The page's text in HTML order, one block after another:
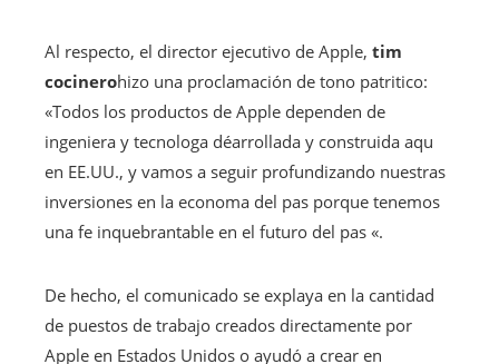
Al respecto, el director ejecutivo de Apple, tim
cocinerohizo una proclamación de tono patritico:
«Todos los productos de Apple dependen de
ingeniera y tecnologa déarrollada y construida aqu
en EE.UU., y vamos a seguir profundizando nuestras
inversiones en la economa del pas porque tenemos
una fe inquebrantable en el futuro del pas «.
De hecho, el comunicado se explaya en la cantidad
de puestos de trabajo creados directamente por
Apple en Estados Unidos o ayudó a crear en